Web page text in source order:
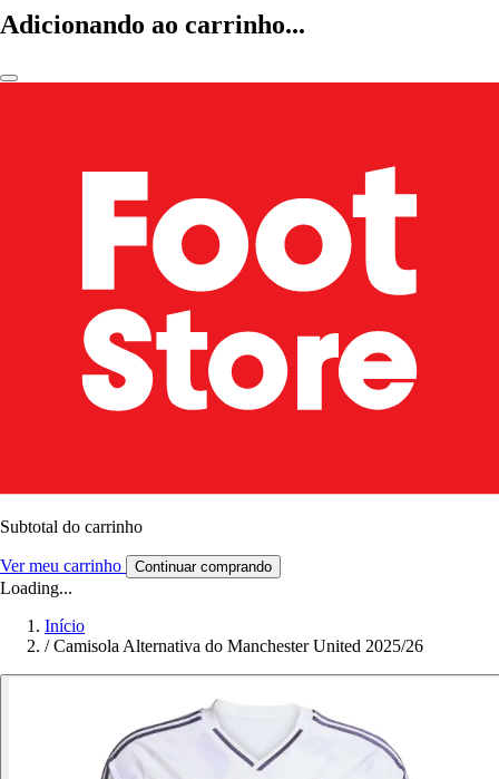
Adicionando ao carrinho...
Subtotal do carrinho
Ver meu carrinho Continuar comprando
Loading...
Início
/ Camisola Alternativa do Manchester United 2025/26